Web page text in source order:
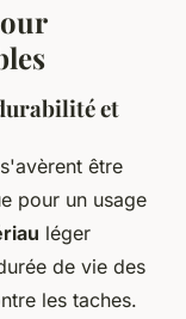
et
s'avèrent être
pour un usage
léger
de vie des
les taches.